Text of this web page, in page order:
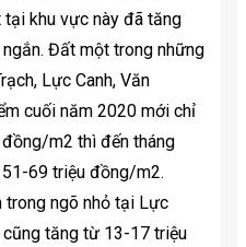
tại khu vực này đã tăng
Đất một trong những
Lực Canh, Văn
cuối năm 2020 mới chỉ
m2 thì đến tháng
69 triệu đồng/m2.
trong ngõ nhỏ tại Lực
cũng tăng từ 13-17 triệu